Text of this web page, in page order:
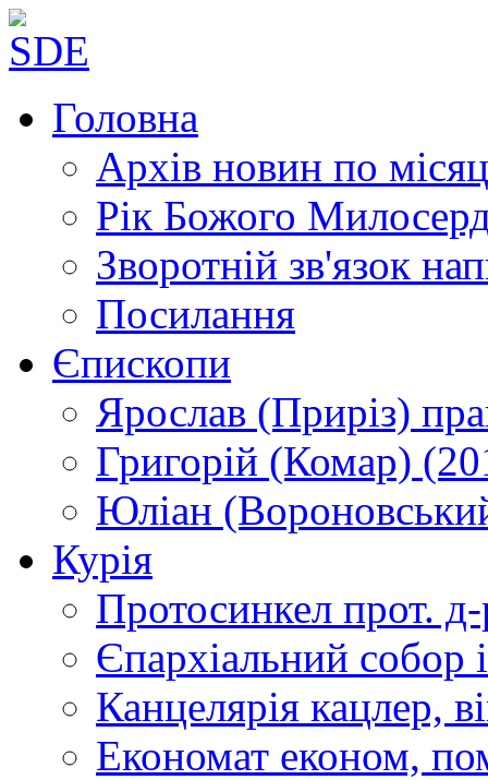
Головна
Архів новин по
Рік Божого
Зворотній зв'язок
Посилання
Єпископи
Ярослав (Приріз)
Григорій (Комар)
Юліан
Курія
Протосинкел прот.
Єпархіальний собор
Канцелярія кацлер,
Економат економ,